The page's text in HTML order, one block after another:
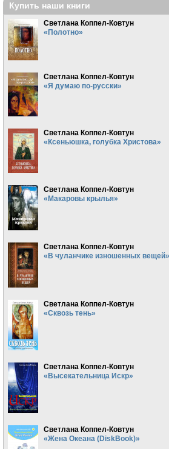
Купить наши книги
Светлана Коппел-Ковтун
«Полотно»
Светлана Коппел-Ковтун
«Я думаю по-русски»
Светлана Коппел-Ковтун
«Ксеньюшка, голубка Христова»
Светлана Коппел-Ковтун
«Макаровы крылья»
Светлана Коппел-Ковтун
«В чуланчике изношенных вещей»
Светлана Коппел-Ковтун
«Сквозь тень»
Светлана Коппел-Ковтун
«Высекательница Искр»
Светлана Коппел-Ковтун
«Жена Океана (DiskBook)»